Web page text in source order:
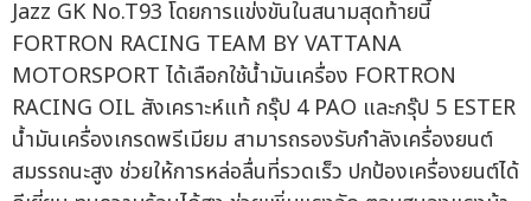
Jazz GK No.T93 โดยการแข่งขันในสนามสุดท้ายนี้
FORTRON RACING TEAM BY VATTANA
MOTORSPORT ได้เลือกใช้น้ำมันเครื่อง FORTRON
RACING OIL สังเคราะห์แท้ กรุ๊ป 4 PAO และกรุ๊ป 5 ESTER
น้ำมันเครื่องเกรดพรีเมียม สามารถรองรับกำลังเครื่องยนต์
สมรรถนะสูง ช่วยให้การหล่อลื่นที่รวดเร็ว ปกป้องเครื่องยนต์ได้